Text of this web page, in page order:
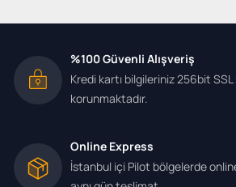
Şamandırasız benzin pompası veya
gerektiği zaman kaliteli malzemeler
karşınıza çıkıyor. Sisli veya sissiz
silecek alternatifleri yine bu sayfalarda
çıkmaktadır. Aracın performansını
%100 Güvenli Alışveriş
Kredi kartı bilgileriniz 256bit
korunmaktadır.
Online Express
İstanbul içi Pilot bölgelerde